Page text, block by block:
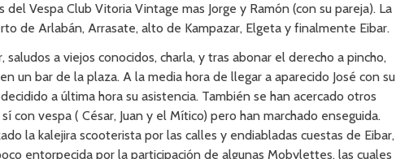
del Vespa Club Vitoria Vintage mas Jorge y Ramón (con su pareja). La
de Arlabán, Arrasate, alto de Kampazar, Elgeta y finalmente Eibar.
saludos a viejos conocidos, charla, y tras abonar el derecho a pincho,
un bar de la plaza. A la media hora de llegar a aparecido José con su
a última hora su asistencia. También se han acercado otros
con vespa ( César, Juan y el Mítico) pero han marchado enseguida.
la kalejira scooterista por las calles y endiabladas cuestas de Eibar,
entorpecida por la participación de algunas Mobylettes, las cuales